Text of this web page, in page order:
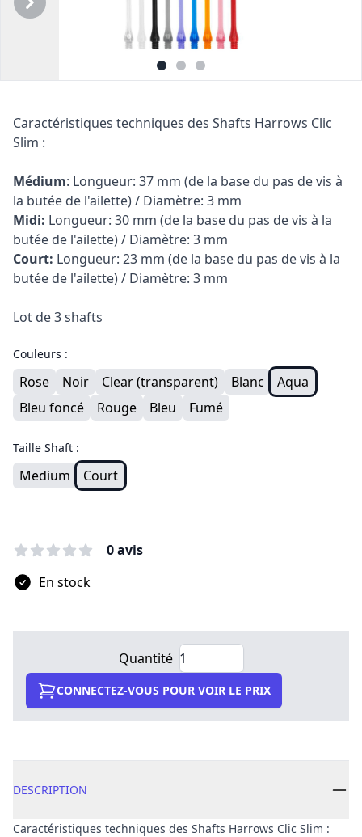
Précédent
Suivant
Description
Caractéristiques techniques des Shafts Harrows Clic
Slim :
Médium: Longueur: 37 mm (de la base du pas de vis à
la butée de l'ailette) / Diamètre: 3 mm
Midi: Longueur: 30 mm (de la base du pas de vis à la
butée de l'ailette) / Diamètre: 3 mm
Court: Longueur: 23 mm (de la base du pas de vis à la
butée de l'ailette) / Diamètre: 3 mm
Lot de 3 shafts
Couleurs :
Rose Noir Clear (transparent) Blanc
Aqua
Bleu foncé
Rouge Bleu Fumé
Taille Shaft :
Medium Court
0 avis
En stock
Quantité
CONNECTEZ-VOUS POUR VOIR LE PRIX
DESCRIPTION
Caractéristiques techniques des Shafts Harrows Clic Slim :